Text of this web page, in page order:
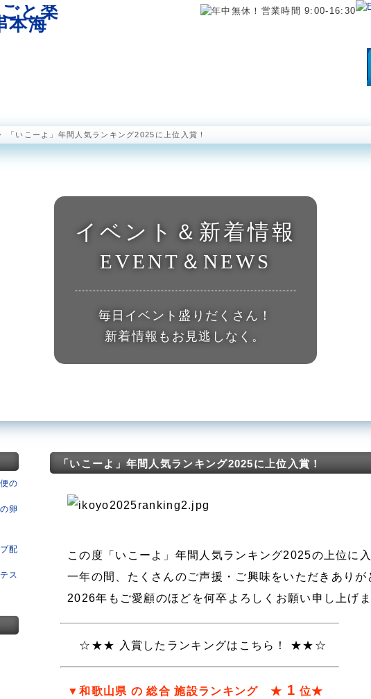
海中公園レストラン ア
「いこーよ」年間人気ランキング2025に上位入賞！
イベント＆新着情報
EVENT＆NEWS
毎日イベント盛りだくさん！
新着情報もお見逃しなく。
の
卵
配
ス
「いこーよ」年間人気ランキング2025に上位入賞！
この度「いこーよ」年間人気ランキング2025の上位に
一年の間、たくさんのご声援・ご興味をいただきありが
2026年もご愛顧のほどを何卒よろしくお願い申し上げま
☆★★ 入賞したランキングはこちら！ ★★☆
▼和歌山県 の 総合 施設ランキング ★ 1 位★